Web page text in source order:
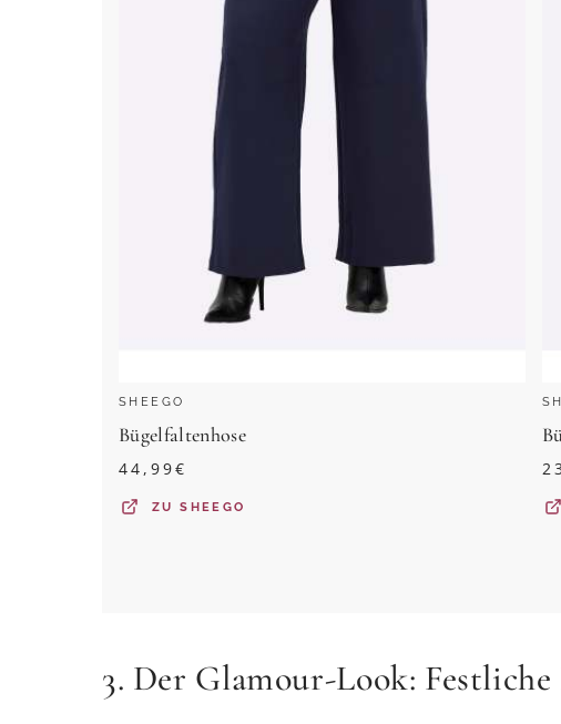
SHEEGO
Bügelfaltenhose
44,99€
ZUSHEEGO
3. Der Glamour-Look: